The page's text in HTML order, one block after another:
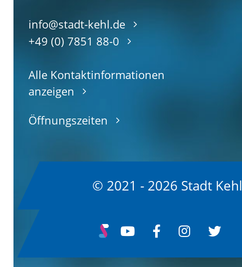
info@stadt-kehl.de
+49 (0) 7851 88-0
Alle Kontaktinformationen
anzeigen
Öffnungszeiten
© 2021 - 2026 Stadt Kehl